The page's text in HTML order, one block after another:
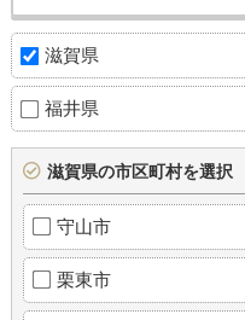
滋賀県
福井県
滋賀県の市区町村を選択
守山市
栗東市